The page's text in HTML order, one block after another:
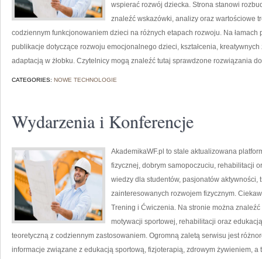
wspierać rozwój dziecka. Strona stanowi
znaleźć wskazówki, analizy oraz wartościowe
codziennym funkcjonowaniem dzieci na różnych etapach rozwoju. Na
publikacje dotyczące rozwoju emocjonalnego dzieci, kształcenia,
adaptacją w żłobku. Czytelnicy mogą znaleźć tutaj sprawdzone rozwiązania
CATEGORIES: NOWE TECHNOLOGIE
Wydarzenia i Konferencje
AkademikaWF.pl to stale aktualizowana
fizycznej, dobrym samopoczuciu, rehabilitacji
wiedzy dla studentów, pasjonatów aktywności,
zainteresowanych rozwojem fizycznym.
Trening i Ćwiczenia. Na stronie można
motywacji sportowej, rehabilitacji oraz
teoretyczną z codziennym zastosowaniem. Ogromną zaletą serwisu jest
informacje związane z edukacją sportową, fizjoterapią, zdrowym żywieniem,